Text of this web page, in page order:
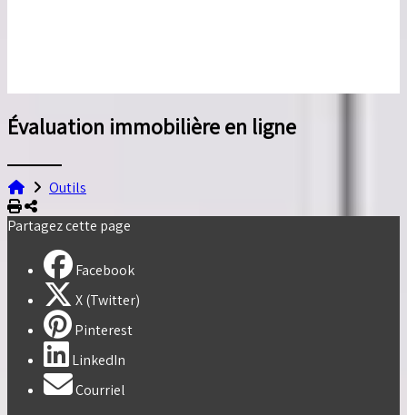
Évaluation immobilière en ligne
Outils
Imprimer
Partager
Partagez cette page
Facebook
X (Twitter)
Pinterest
LinkedIn
Courriel